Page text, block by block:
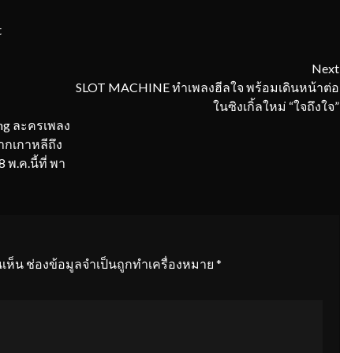
ละครเพลง
กเกาหลีถึง
พ.ค.นี้ที่ พา
Next
SLOT MACHINE ทำเพลงฮีลใจ พร้อมเดินหน้าต่อ
ในซิงเกิ้ลใหม่ “ใจถึงใจ”
ห็น ช่องข้อมูลจำเป็นถูกทำเครื่องหมาย *